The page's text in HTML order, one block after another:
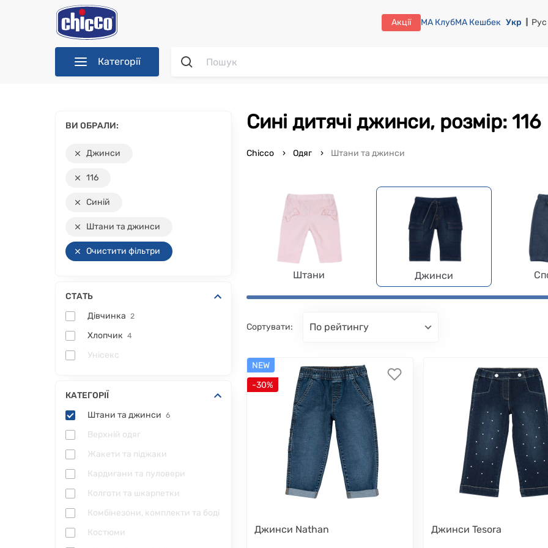
Акції МА КлубМА Кешбек Укр Рус
Категорії
ВИ ОБРАЛИ:
Джинси
116
Синій
Штани та джинси
Очистити фільтри
СТАТЬ
Дівчинка 2
Хлопчик 4
Унісекс
КАТЕГОРІЇ
Штани та джинси 6
Верхній одяг
Жакети та піджаки
Кардигани та пуловери
Колготи та шкарпетки
Комбінезони, комплекти та боді
Костюми
Сині дитячі джинси, розмір: 116
Chicco Одяг Штани та джинси
Штани Джинси
Сортувати: по рейтингу
NEW
-30%
Джинси Nathan Джинси Tesora